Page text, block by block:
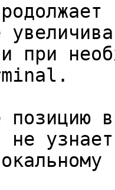
при
позицию
не